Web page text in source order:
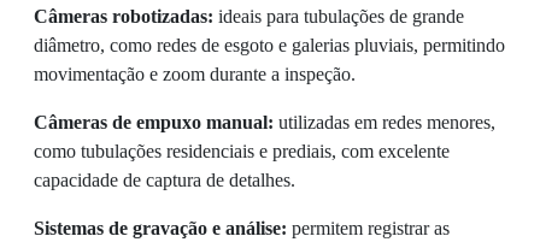
Câmeras robotizadas: ideais para tubulações de grande
diâmetro, como redes de esgoto e galerias pluviais, permitindo
movimentação e zoom durante a inspeção.
Câmeras de empuxo manual: utilizadas em redes menores,
como tubulações residenciais e prediais, com excelente
capacidade de captura de detalhes.
Sistemas de gravação e análise: permitem registrar as